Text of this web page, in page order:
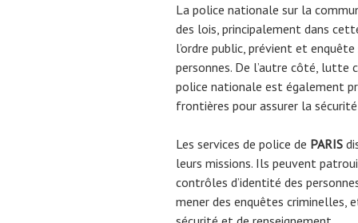
La police nationale sur la
des lois, principalement dans
l’ordre public, prévient et
personnes. De l’autre côté,
police nationale est également
frontières pour assurer la
Les services de police de PARIS
leurs missions. Ils peuvent
contrôles d’identité des
mener des enquêtes criminelles,